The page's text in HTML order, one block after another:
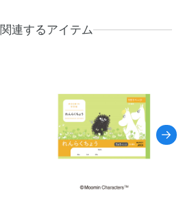
関連するアイテム